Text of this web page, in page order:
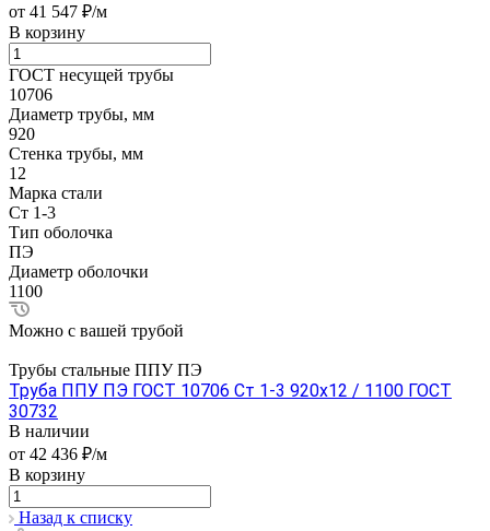
от 41 547 ₽/м
В корзину
ГОСТ несущей трубы
10706
Диаметр трубы, мм
920
Стенка трубы, мм
12
Марка стали
Ст 1-3
Тип оболочка
ПЭ
Диаметр оболочки
1100
Можно с вашей трубой
Трубы стальные ППУ ПЭ
Труба ППУ ПЭ ГОСТ 10706 Ст 1-3 920x12 / 1100 ГОСТ
30732
В наличии
от 42 436 ₽/м
В корзину
Назад к списку